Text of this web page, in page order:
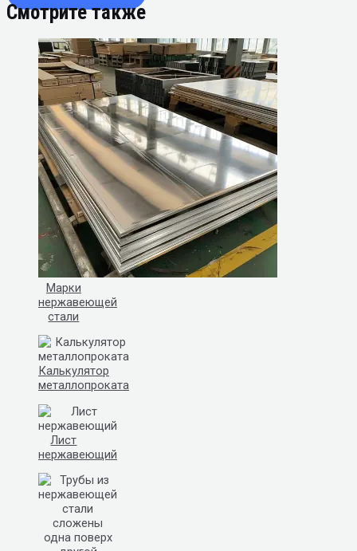
Смотрите также
Марки
нержавеющей
стали
Калькулятор
металлопроката
Лист
нержавеющий